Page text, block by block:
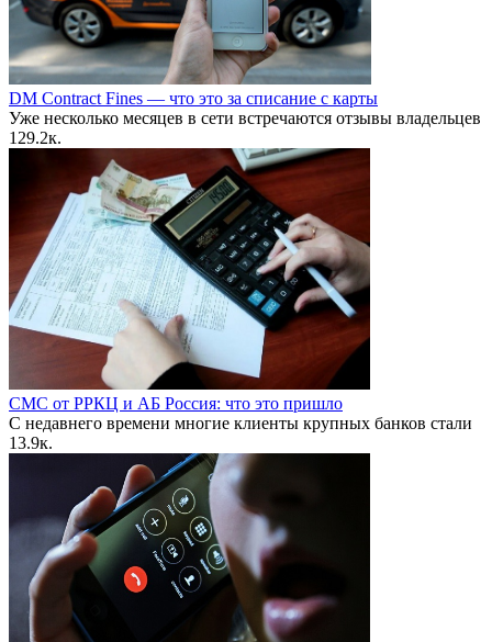
DM Contract Fines — что это за списание с карты
Уже несколько месяцев в сети встречаются отзывы владельцев
129.2к.
СМС от РРКЦ и АБ Россия: что это пришло
С недавнего времени многие клиенты крупных банков стали
13.9к.